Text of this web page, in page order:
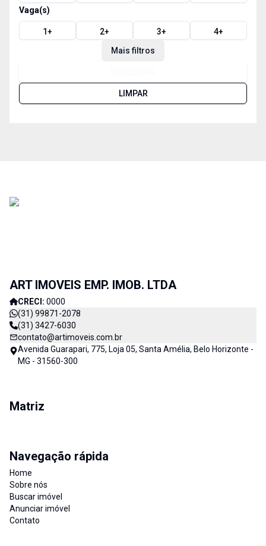
Vaga(s)
1+ 2+ 3+ 4+
Mais filtros
LIMPAR
ART IMOVEIS EMP. IMOB. LTDA
CRECI: 0000
(31) 99871-2078
(31) 3427-6030
contato@artimoveis.com.br
Avenida Guarapari, 775, Loja 05, Santa Amélia, Belo Horizonte -
MG - 31560-300
Matriz
Navegação rápida
Home
Sobre nós
Buscar imóvel
Anunciar imóvel
Contato